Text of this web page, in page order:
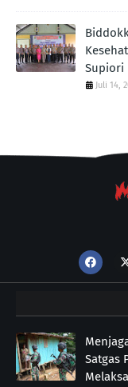
Supiori
Juli 14,
Satgas